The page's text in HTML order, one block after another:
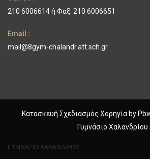
210 6006614 ή Φαξ: 210 6006651
Email :
mail@8gym-chalandr.att.sch.gr
Κατασκευή Σχεδιασμός Χορηγία by
Γυμνάσιο Χαλανδρίου |
ΓΥΜΝΑΣΙΟ ΧΑΛΑΝΔΡΙΟΥ